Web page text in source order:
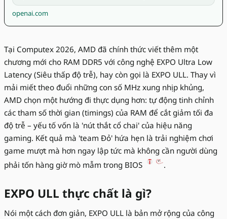
openai.com
Tại Computex 2026, AMD đã chính thức viết thêm một
chương mới cho RAM DDR5 với công nghệ EXPO Ultra Low
Latency (Siêu thấp độ trễ), hay còn gọi là EXPO ULL. Thay vì
mải miết theo đuổi những con số MHz xung nhịp khủng,
AMD chọn một hướng đi thực dụng hơn: tự động tinh chỉnh
các tham số thời gian (timings) của RAM để cắt giảm tối đa
độ trễ – yếu tố vốn là 'nút thắt cổ chai' của hiệu năng
gaming. Kết quả mà 'team Đỏ' hứa hẹn là trải nghiệm chơi
game mượt mà hơn ngay lập tức mà không cần người dùng
phải tốn hàng giờ mò mẫm trong BIOS
.
EXPO ULL thực chất là gì?
Nói một cách đơn giản, EXPO ULL là bản mở rộng của công